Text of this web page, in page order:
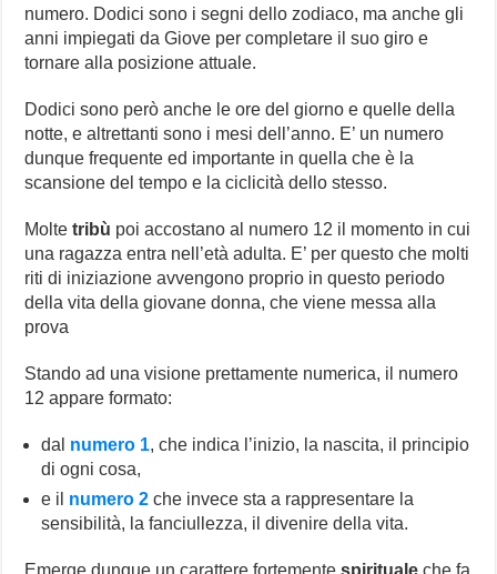
numero. Dodici sono i segni dello zodiaco, ma anche gli
anni impiegati da Giove per completare il suo giro e
tornare alla posizione attuale.
Dodici sono però anche le ore del giorno e quelle della
notte, e altrettanti sono i mesi dell’anno. E’ un numero
dunque frequente ed importante in quella che è la
scansione del tempo e la ciclicità dello stesso.
Moltetribù poi accostano al numero 12 il momento in cui
una ragazza entra nell’età adulta. E’ per questo che molti
riti di iniziazione avvengono proprio in questo periodo
della vita della giovane donna, che viene messa alla
prova
Stando ad una visione prettamente numerica, il numero
12 appare formato:
dal numero 1, che indica l’inizio, la nascita, il principio
di ogni cosa,
e il numero 2 che invece sta a rappresentare la
sensibilità, la fanciullezza, il divenire della vita.
Emerge dunque un carattere fortementespirituale che fa